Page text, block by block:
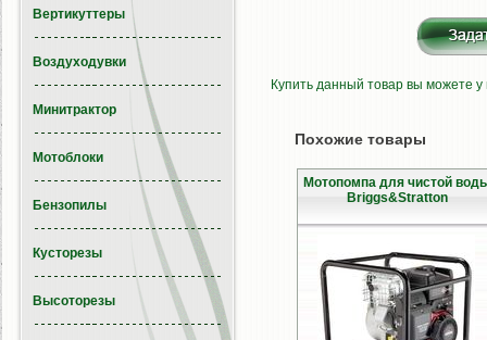
Купить данный товар вы можете
Похожие товары
Мотопомпа для чистой
Briggs&Stratton
Вертикуттеры
Воздуходувки
Минитрактор
Мотоблоки
Бензопилы
Кусторезы
Высоторезы